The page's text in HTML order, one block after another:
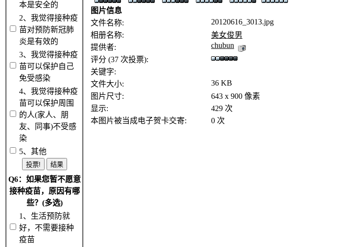
本是安全的
2、我觉得接种疫
苗对预防新冠肺
炎是有效的
3、我觉得接种疫
苗可以保护自己
免受感染
4、我觉得接种疫
苗可以保护周围
的人(家人、朋
友、同事)不受感
染
5、其他
Q6：如果您暂不愿意
接种疫苗，原因有哪
些？(多选)
1、生活预防就
好，不需要接种
疫苗
图片信息
文件名称:
20120616_3013.jpg
相册名称:
美女俊男
提供者:
chubun
评分 (37 次投票):
关键字:
文件大小:
36 KB
图片尺寸:
643 x 900 像素
显示:
429 次
本图片被当成电子贺卡交寄:
0 次